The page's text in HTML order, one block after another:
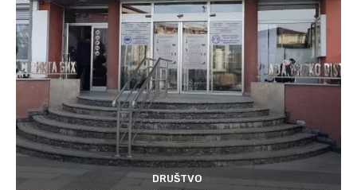
DRUŠTVO